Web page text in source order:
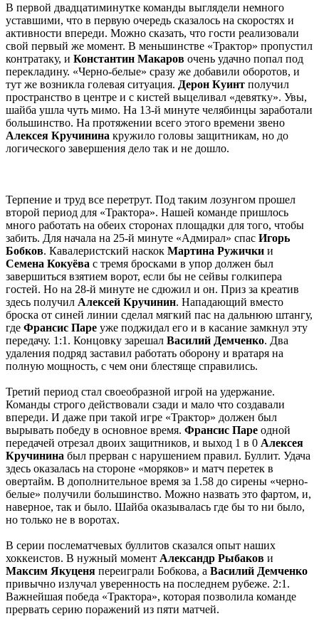
В первой двадцатиминутке команды выглядели немного
уставшими, что в первую очередь сказалось на скоростях и
активности впереди. Можно сказать, что гости реализовали
свой первый же момент. В меньшинстве «Трактор» пропустил
контратаку, и Константин Макаров очень удачно попал под
перекладину. «Черно-белые» сразу же добавили оборотов, и
тут же возникла голевая ситуация. Дерон Куинт получил
пространство в центре и с кистей выцеливал «девятку». Увы,
шайба ушла чуть мимо. На 13-й минуте челябинцы заработали
большинство. На протяжении всего этого времени звено
Алексея Кручинина кружило головы защитникам, но до
логического завершения дело так и не дошло.
Терпение и труд все перетрут. Под таким лозунгом прошел
второй период для «Трактора». Нашей команде пришлось
много работать на обеих сторонах площадки для того, чтобы
забить. Для начала на 25-й минуте «Адмирал» спас Игорь
Бобков. Кавалеристский наскок Мартина Ружички и
Семена Кокуёва с тремя бросками в упор должен был
завершиться взятием ворот, если бы не сейвы голкипера
гостей. Но на 28-й минуте не сдюжил и он. Приз за креатив
здесь получил Алексей Кручинин. Нападающий вместо
броска от синей линии сделал мягкий пас на дальнюю штангу,
где Франсис Паре уже поджидал его и в касание замкнул эту
передачу. 1:1. Концовку зарешал Василий Демченко. Два
удаления подряд заставил работать оборону и вратаря на
полную мощность, с чем они блестяще справились.
Третий период стал своеобразной игрой на удержание.
Команды строго действовали сзади и мало что создавали
впереди. И даже при такой игре «Трактор» должен был
вырывать победу в основное время. Франсис Паре одной
передачей отрезал двоих защитников, и выход 1 в 0 Алексея
Кручинина был прерван с нарушением правил. Буллит. Удача
здесь оказалась на стороне «моряков» и матч перетек в
овертайм. В дополнительное время за 1.58 до сирены «черно-
белые» получили большинство. Можно назвать это фартом, и,
наверное, так и было. Шайба оказывалась где бы то ни было,
но только не в воротах.
В серии послематчевых буллитов сказался опыт наших
хоккеистов. В нужный момент Александр Рыбаков и
Максим Якуценя переиграли Бобкова, а Василий Демченко
привычно излучал уверенность на последнем рубеже. 2:1.
Важнейшая победа «Трактора», которая позволила команде
прервать серию поражений из пяти матчей.